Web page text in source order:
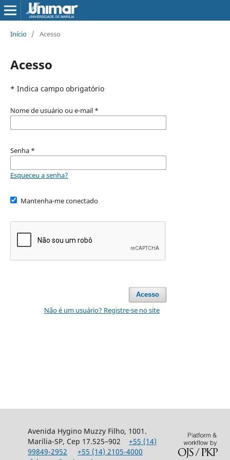
Início / Acesso
Acesso
* Indica campo obrigatório
Nome de usuário ou e-mail *
Senha *
Esqueceu a senha?
Mantenha-me conectado
Acesso
Não é um usuário? Registre-se no site
Avenida Hygino Muzzy Filho, 1001.
Marília-SP, Cep 17.525–902+55 (14)
99849-2952
+55 (14) 2105-4000